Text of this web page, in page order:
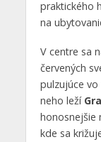
praktického
na
V centre sa
červených
pulzujúce vo
neho leží
honosnejšie
kde sa